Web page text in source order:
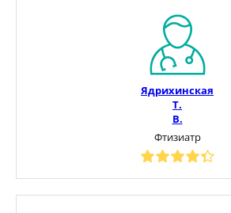
Ядрихинская
Т.
В.
Фтизиатр